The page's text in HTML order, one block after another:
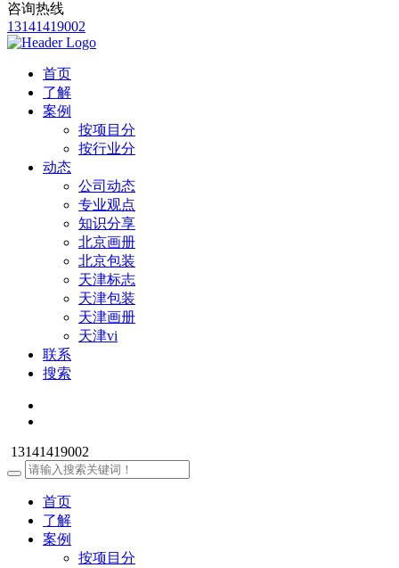
咨询热线
13141419002
首页
了解
案例
按项目分
按行业分
动态
公司动态
专业观点
知识分享
北京画册
北京包装
天津标志
天津包装
天津画册
天津vi
联系
搜索
13141419002
首页
了解
案例
按项目分